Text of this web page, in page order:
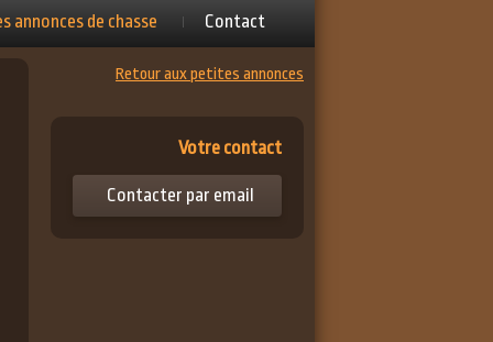
annonces de chasse Contact
Retour aux petites annonces
Votre contact
Contacter par email